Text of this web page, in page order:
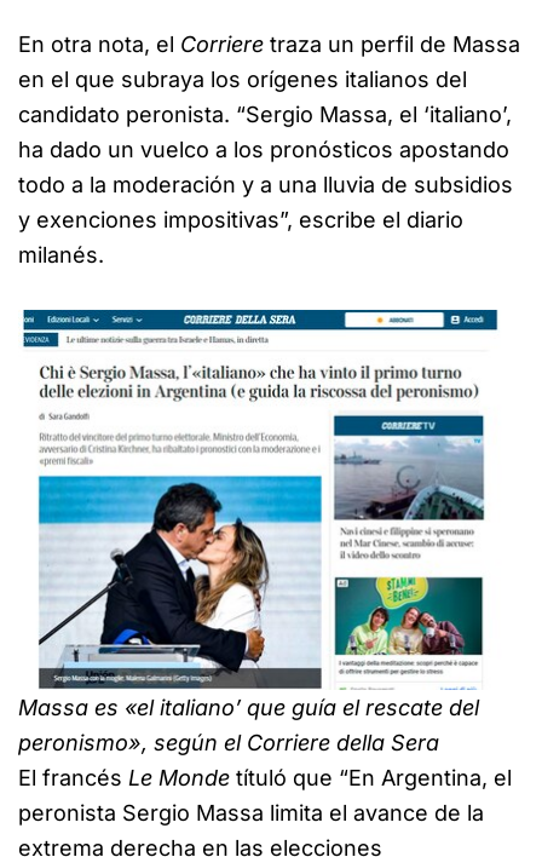
En otra nota, el Corriere traza un perfil de Massa
en el que subraya los orígenes italianos del
candidato peronista. “Sergio Massa, el ‘italiano’,
ha dado un vuelco a los pronósticos apostando
todo a la moderación y a una lluvia de subsidios
y exenciones impositivas”, escribe el diario
milanés.
Massa es «el italiano’ que guía el rescate del
peronismo», según el Corriere della Sera
El francés Le Monde títuló que “En Argentina, el
peronista Sergio Massa limita el avance de la
extrema derecha en las elecciones